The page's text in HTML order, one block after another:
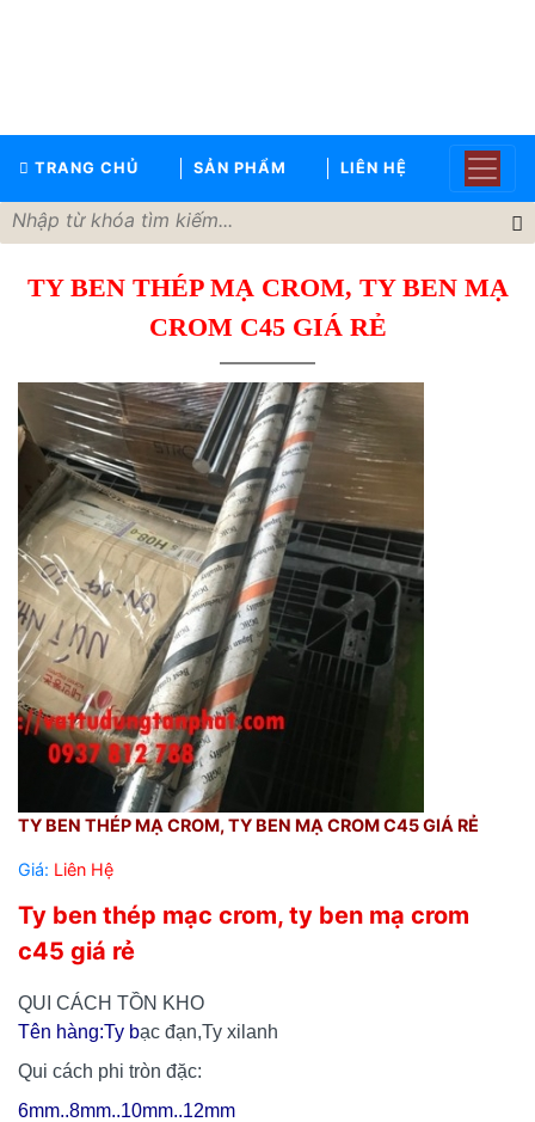
TRANG CHỦ SẢN PHẨM LIÊN HỆ
GIỚI
SẢN
PHẨM
THƯƠNG
TỨC
LIÊN
HỆ
TY BEN THÉP MẠ CROM, TY BEN MẠ
CROM C45 GIÁ RẺ
TY BEN THÉP MẠ CROM, TY BEN MẠ CROM C45 GIÁ RẺ
Giá: Liên Hệ
Ty ben thép mạc crom, ty ben mạ crom
c45 giá rẻ
QUI CÁCH TỒN KHO
Tên hàng:Ty bạc đạn,Ty xilanh
Qui cách phi tròn đặc:
6mm..8mm..10mm..12mm